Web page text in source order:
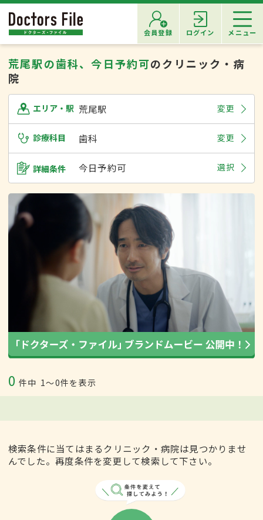
会員登録 ログイン メニュー
荒尾駅の歯科、今日予約可のクリニック・病
院
エリア・駅 荒尾駅 変更
診療科目 歯科 変更
詳細条件 今日予約可 選択
0 件中 1〜0件を表示
検索条件に当てはまるクリニック・病院は見つかりませ
んでした。再度条件を変更して検索して下さい。